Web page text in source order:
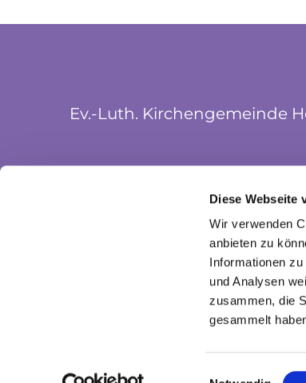
Diese Webseite
Wir verwenden
anbieten zu
Informationen
und Analysen
zusammen, die
gesammelt
Ev.-Luth. Kirchengemeinde